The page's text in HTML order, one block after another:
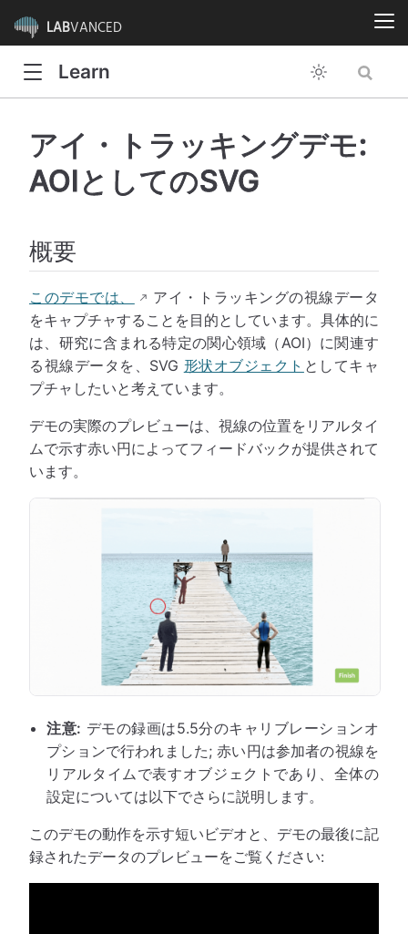
LABVANCED
Learn
アイ・トラッキングデモ:
AOIとしてのSVG
概要
このデモでは、
アイ・トラッキングの視線データ
をキャプチャすることを目的としています。具体的に
は、研究に含まれる特定の関心領域（AOI）に関連す
る視線データを、SVG 形状オブジェクト としてキャ
プチャしたいと考えています。
デモの実際のプレビューは、視線の位置をリアルタイ
ムで示す赤い円によってフィードバックが提供されて
います。
注意: デモの録画は5.5分のキャリブレーションオ
プションで行われました; 赤い円は参加者の視線を
リアルタイムで表すオブジェクトであり、全体の
設定については以下でさらに説明します。
このデモの動作を示す短いビデオと、デモの最後に記
録されたデータのプレビューをご覧ください: